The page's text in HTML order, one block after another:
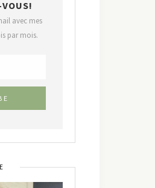
avec mes
par mois.